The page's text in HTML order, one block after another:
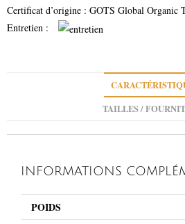
Certificat d’origine : GOTS Global Organic
Entretien :
TAILLES /
INFORMATIONS
POIDS